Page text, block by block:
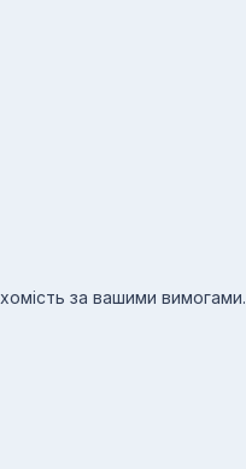
за вашими вимогами.